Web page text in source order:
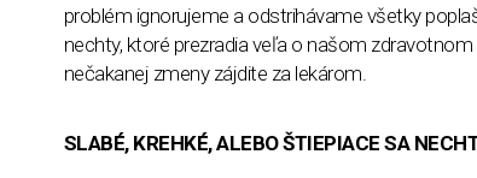
problém ignorujeme a odstrihávame všetky
nechty, ktoré prezradia veľa o našom
nečakanej zmeny zájdite za lekárom.
SLABÉ, KREHKÉ, ALEBO ŠTIEPIACE SA